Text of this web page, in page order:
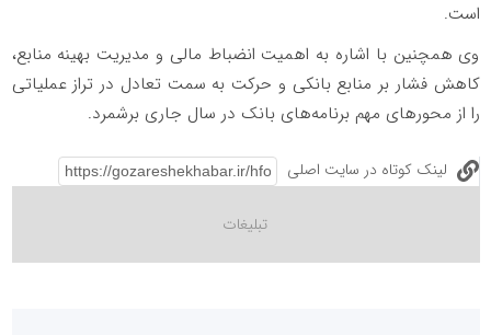
است.
‌وی همچنین با اشاره به اهمیت انضباط مالی و مدیریت بهینه منابع،
کاهش فشار بر منابع بانکی و حرکت به سمت تعادل در تراز عملیاتی
را از محورهای مهم برنامه‌های بانک در سال جاری برشمرد.
لینک کوتاه در سایت اصلی